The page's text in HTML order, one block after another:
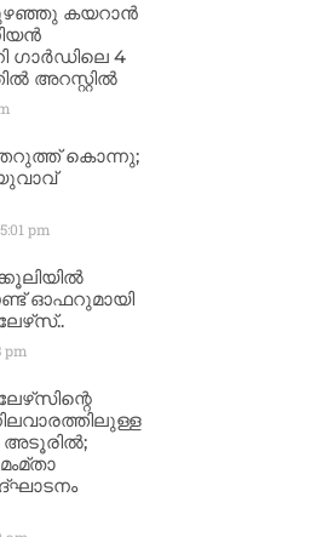
കയറാൻ
4
അറസ്റ്റിൽ
കൊന്നു;
5:01 pm
ഓഫറുമായി
pm